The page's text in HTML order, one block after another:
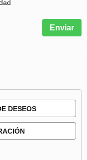
Enviar
DESEOS